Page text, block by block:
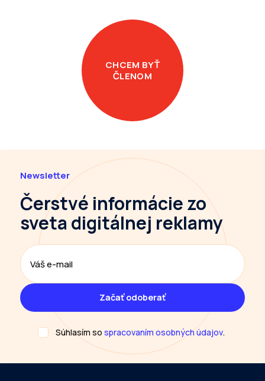
CHCEM BYŤ
ČLENOM
Newsletter
Čerstvé informáciezo
sveta digitálnej reklamy
Súhlasím sospracovaním osobných údajov.